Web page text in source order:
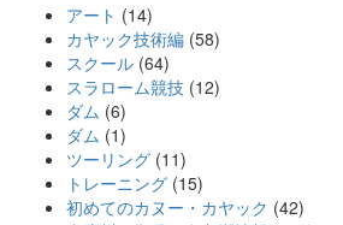
アート (14)
カヤック技術編 (58)
スクール (64)
スラローム競技 (12)
ダム (6)
ダム (1)
ツーリング (11)
トレーニング (15)
初めてのカヌー・カヤック (42)